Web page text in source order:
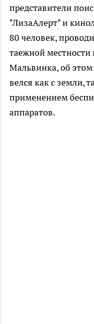
представители
"ЛизаАлерт" и
80 человек,
таежной местности
Мальвинка, об
велся как с земли,
применением
аппаратов.